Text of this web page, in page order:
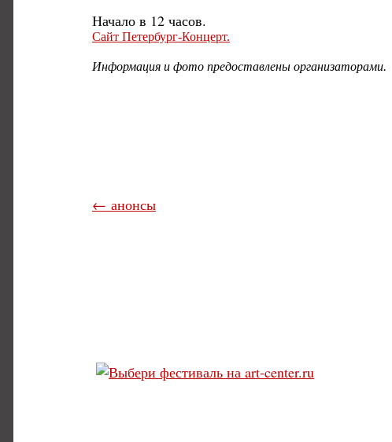
Начало в 12 часов.
Сайт Петербург-Концерт.
Информация и фото предоставлены организаторами.
← анонсы